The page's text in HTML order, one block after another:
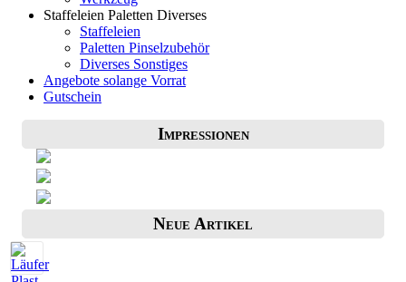
Staffeleien Paletten Diverses
Staffeleien
Paletten Pinselzubehör
Diverses Sonstiges
Angebote solange Vorrat
Gutschein
Impressionen
Neue Artikel